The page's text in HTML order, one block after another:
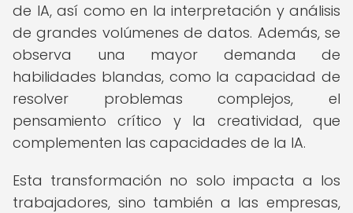
de IA, así como en la interpretación y análisis
de grandes volúmenes de datos. Además, se
observa una mayor demanda de
habilidades blandas, como la capacidad de
resolver problemas complejos, el
pensamiento crítico y la creatividad, que
complementen las capacidades de la IA.
Esta transformación no solo impacta a los
trabajadores, sino también a las empresas,